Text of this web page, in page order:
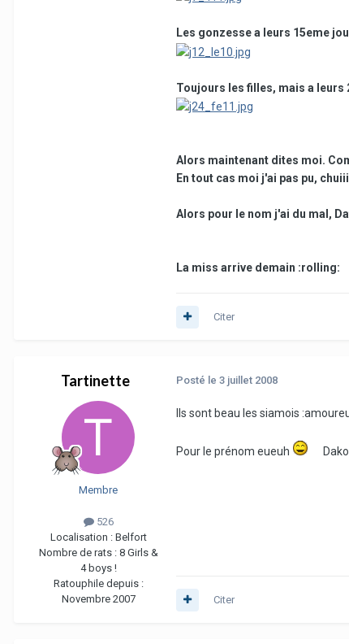
Les gonzesse a leurs 15eme
Toujours les filles, mais a leurs
Alors maintenant dites moi.
En tout cas moi j'ai pas pu,
Alors pour le nom j'ai du mal,
La miss arrive demain :rolling:
Citer
Tartinette
Membre
526
Localisation : Belfort
Nombre de rats : 8 Girls &
4 boys !
Ratouphile depuis :
Novembre 2007
Posté le 3 juillet 2008
Ils sont beau les siamois
Pour le prénom eueuh
Citer